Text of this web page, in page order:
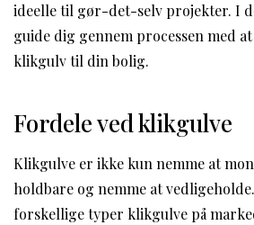
ideelle til gør-det-selv projekter. I
guide dig gennem processen med
klikgulv til din bolig.
Fordele ved klikgulve
Klikgulve er ikke kun nemme at
holdbare og nemme at
forskellige typer klikgulve på